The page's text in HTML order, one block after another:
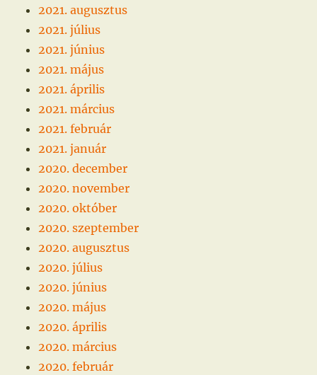
2021. augusztus
2021. július
2021. június
2021. május
2021. április
2021. március
2021. február
2021. január
2020. december
2020. november
2020. október
2020. szeptember
2020. augusztus
2020. július
2020. június
2020. május
2020. április
2020. március
2020. február